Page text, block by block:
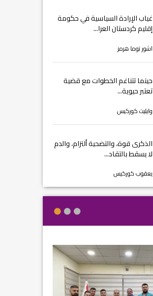
غياب الإرادة السياسية في حكومة
إقليم كردستان العرا...
اشور توما هرمز
حينما تتناغم الخطوات مع قضية
تعتبر حيوية...
وايليت كوركيس
الذكرى قوة، والتضحية ألتزام، والدم
لا يسقط بالتقاد...
يعقوب كوركيس